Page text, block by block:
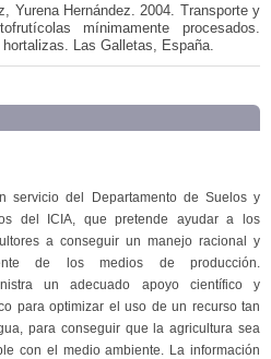
Yurena Hernández. 2004. Transporte y
mínimamente procesados.
Las Galletas, España.
servicio del Departamento de Suelos y
del ICIA, que pretende ayudar a los
a conseguir un manejo racional y
de los medios de producción.
un adecuado apoyo científico y
para optimizar el uso de un recurso tan
para conseguir que la agricultura sea
con el medio ambiente. La información